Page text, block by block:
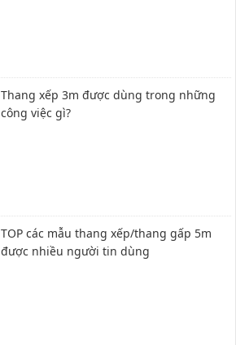
Thang xếp 3m được dùng trong những
công việc gì?
TOP các mẫu thang xếp/thang gấp 5m
được nhiều người tin dùng